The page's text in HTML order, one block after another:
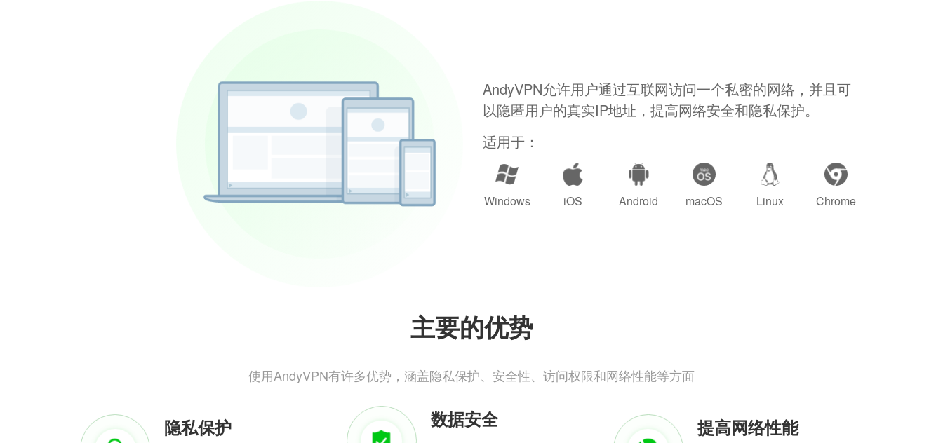
AndyVPN允许用户通过互联网访问一个私密的网络，并且可
以隐匿用户的真实IP地址，提高网络安全和隐私保护。
适用于：
Windows iOS Android macOS Linux Chrome
主要的优势
使用AndyVPN有许多优势，涵盖隐私保护、安全性、访问权限和网络性能等方面
隐私保护 数据安全 提高网络性能